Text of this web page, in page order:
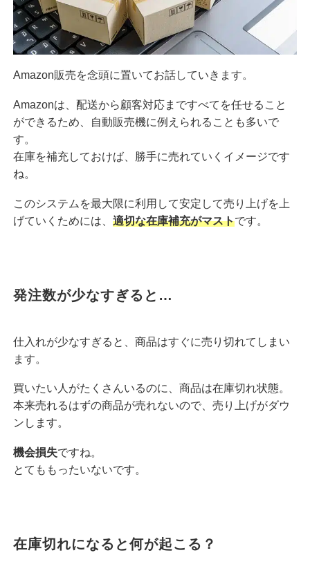
Amazon販売を念頭に置いてお話していきます。
Amazonは、配送から顧客対応まですべてを任せること
ができるため、自動販売機に例えられることも多いで
す。
在庫を補充しておけば、勝手に売れていくイメージです
ね。
このシステムを最大限に利用して安定して売り上げを上
げていくためには、 適切な在庫補充がマストです。
発注数が少なすぎると…
仕入れが少なすぎると、商品はすぐに売り切れてしまい
ます。
買いたい人がたくさんいるのに、商品は在庫切れ状態。
本来売れるはずの商品が売れないので、売り上げがダウ
ンします。
機会損失ですね。
とてももったいないです。
在庫切れになると何が起こる？